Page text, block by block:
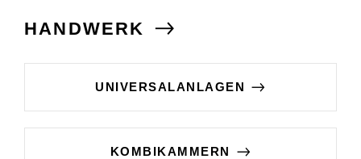
HANDWERK
UNIVERSALANLAGEN
KOMBIKAMMERN